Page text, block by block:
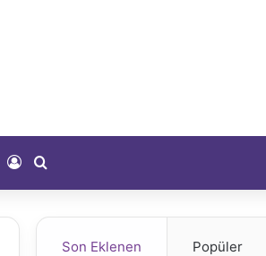
Kayıt Ol
Son Eklenen Popüler